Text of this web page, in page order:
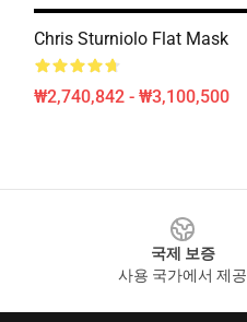
Chris Sturniolo Flat Mask
₩2,740,842 - ₩3,100,500
국제 보증
사용 국가에서 제공